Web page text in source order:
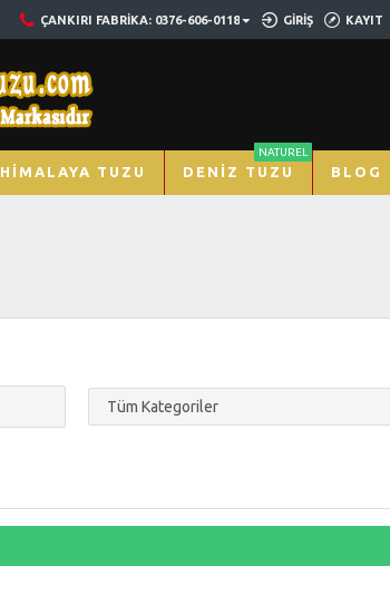
ÇANKIRI FABRIKA: 0376-606-0118 GIRIŞ KAYIT
HIMALAYA TUZU DENIZ TUZU
NATUREL
BLOG